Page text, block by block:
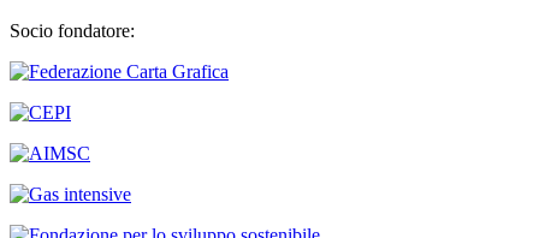
Socio fondatore: